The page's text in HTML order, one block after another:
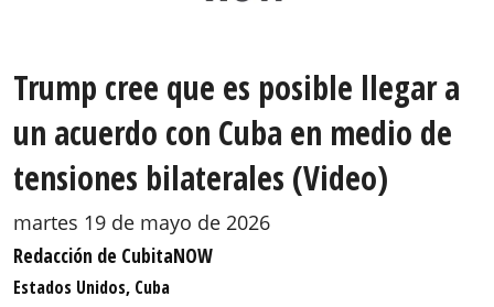
Trump cree que es posible llegar a
un acuerdo con Cuba en medio de
tensiones bilaterales (Video)
martes 19 de mayo de 2026
Redacción de CubitaNOW
Estados Unidos, Cuba